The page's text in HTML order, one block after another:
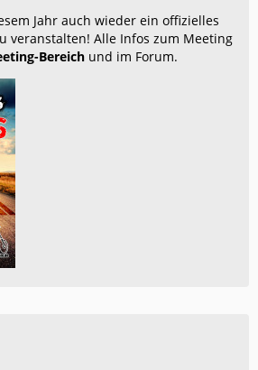
Jahr auch wieder ein offizielles
veranstalten! Alle Infos zum Meeting
Bereich und im Forum.